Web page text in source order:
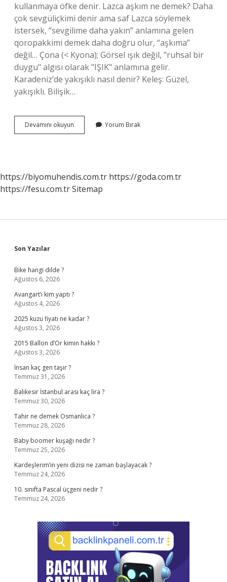
kullanmaya öfke denir. Lazca aşkım ne demek? Daha
çok sevgüliçkimi denir ama saf Lazca söylemek
istersek, “sevgilime daha yakın” anlamına gelen
qoropakkimi demek daha doğru olur, “aşkıma”
değil… Çona (< Kyona); Görsel ışık değil, "ruhsal bir
duygu" algısı olarak "IŞIK" anlamına gelir.
Karadeniz’de yakışıklı nasıl denir? Keleş: Güzel,
yakışıklı. Bilişik…
Devamını okuyun
Ne
Yorum Bırak
https://biyomuhendis.com.tr https://goda.com.tr
https://fesu.com.trSitemap
Sidebar
Son Yazılar
Bike hangi dilde ?
Ağustos 6, 2026
Avangart’ı kim yaptı ?
Ağustos 4, 2026
2025 kuzu fiyatı ne kadar ?
Ağustos 3, 2026
2015 Ballon d’Or kimin hakkı ?
Ağustos 3, 2026
İnsan kaç gen taşır ?
Temmuz 31, 2026
Balıkesir İstanbul arası kaç lira ?
Temmuz 30, 2026
Tahir ne demek Osmanlıca ?
Temmuz 28, 2026
Baby boomer kuşağı nedir ?
Temmuz 25, 2026
Kardeşlerim’in yeni dizisi ne zaman başlayacak ?
Temmuz 24, 2026
10. sınıfta Pascal üçgeni nedir ?
Temmuz 24, 2026